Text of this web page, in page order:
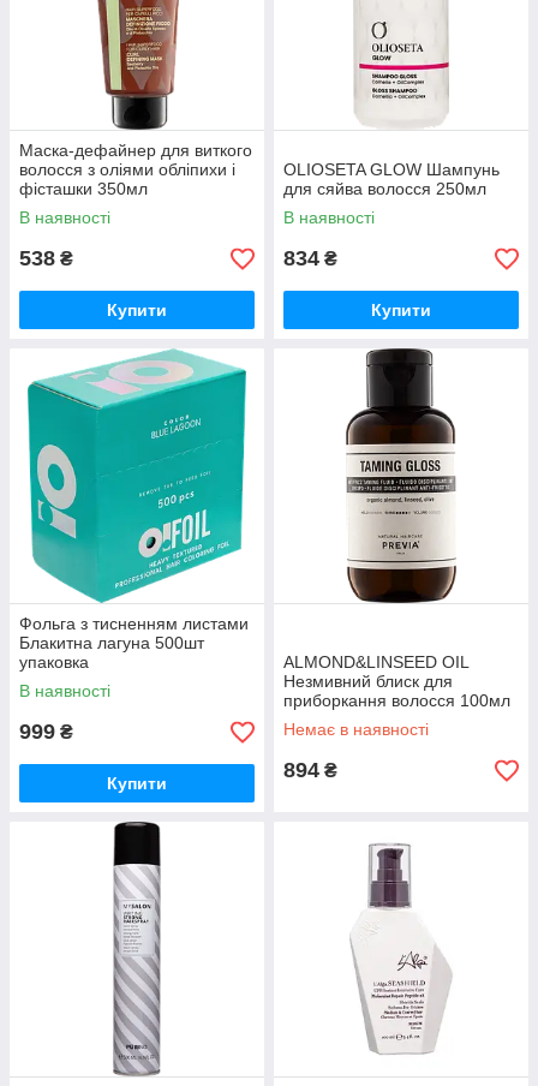
Маска-дефайнер для виткого
волосся з оліями обліпихи і
фісташки 350мл
В наявності
538 ₴
Купити
OLIOSETA GLOW Шампунь
для сяйва волосся 250мл
В наявності
834 ₴
Купити
Фольга з тисненням листами
Блакитна лагуна 500шт
упаковка
В наявності
999 ₴
Купити
ALMOND&LINSEED OIL
Незмивний блиск для
приборкання волосся 100мл
Немає в наявності
894 ₴